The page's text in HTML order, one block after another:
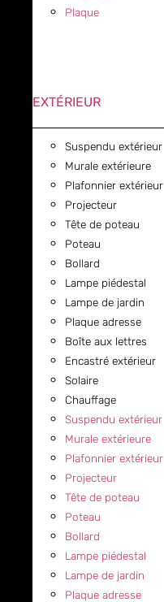
Plaque
EXTÉRIEUR
Suspendu extérieur
Murale extérieure
Plafonnier extérieur
Projecteur
Tête de poteau
Poteau
Bollard
Lampe piédestal
Lampe de jardin
Plaque adresse
Boîte aux lettres
Encastré extérieur
Solaire
Chauffage
Suspendu extérieur
Murale extérieure
Plafonnier extérieur
Projecteur
Tête de poteau
Poteau
Bollard
Lampe piédestal
Lampe de jardin
Plaque adresse